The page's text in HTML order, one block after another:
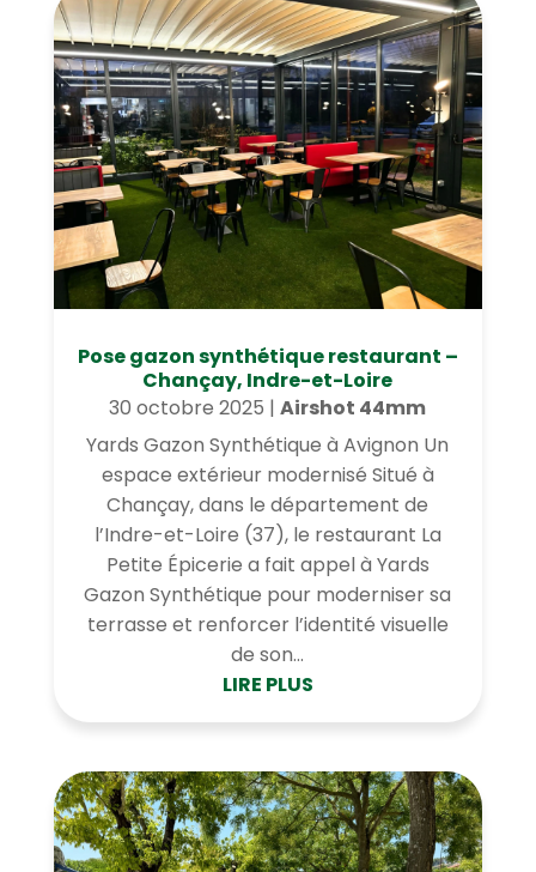
Pose gazon synthétique restaurant –
Chançay, Indre-et-Loire
30 octobre 2025 |Airshot 44mm
Yards Gazon Synthétique à Avignon Un
espace extérieur modernisé Situé à
Chançay, dans le département de
l’Indre-et-Loire (37), le restaurant La
Petite Épicerie a fait appel à Yards
Gazon Synthétique pour moderniser sa
terrasse et renforcer l’identité visuelle
de son...
LIRE PLUS